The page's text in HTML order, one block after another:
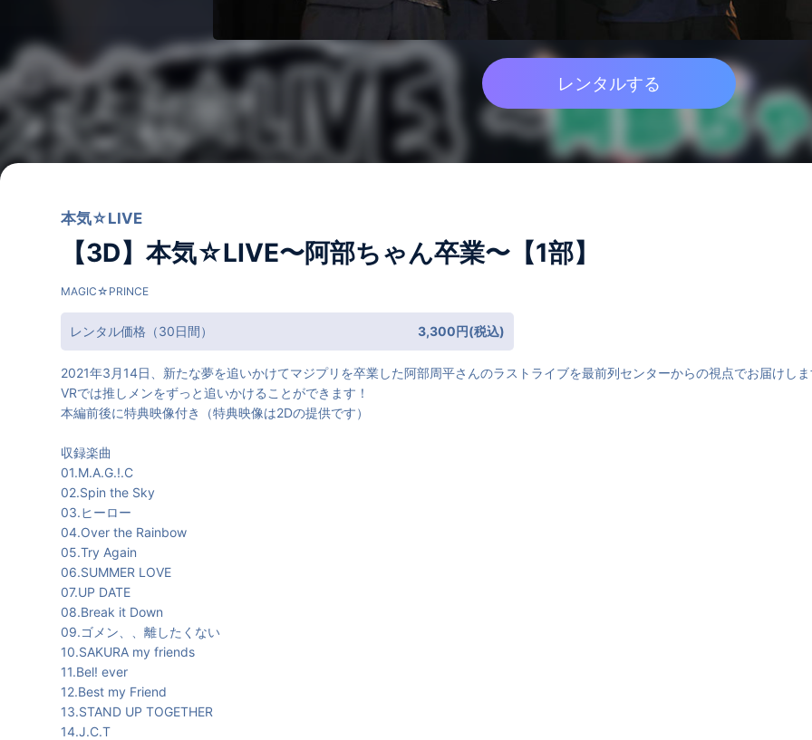
レンタルする
本気☆LIVE
【3D】本気☆LIVE〜阿部ちゃん卒業〜【1部】
MAGIC☆PRINCE
レンタル価格（30日間） 3,300円(税込)
2021年3月14日、新たな夢を追いかけてマジプリを卒業した阿部周平さんのラストライブを最前列センターからの視点でお届けし
VRでは推しメンをずっと追いかけることができます！
本編前後に特典映像付き（特典映像は2Dの提供です）
収録楽曲
01.M.A.G.!.C
02.Spin the Sky
03.ヒーロー
04.Over the Rainbow
05.Try Again
06.SUMMER LOVE
07.UP DATE
08.Break it Down
09.ゴメン、、離したくない
10.SAKURA my friends
11.Bel! ever
12.Best my Friend
13.STAND UP TOGETHER
14.J.C.T